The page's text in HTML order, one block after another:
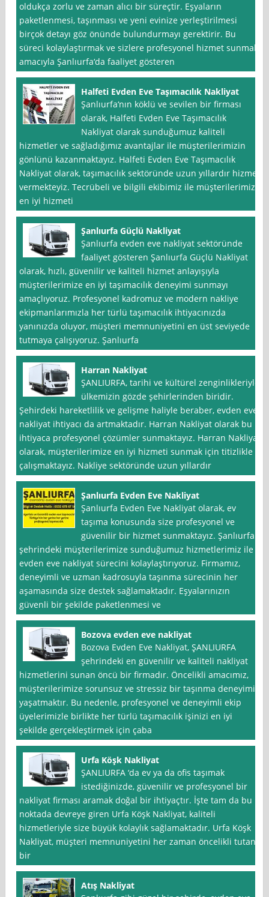
oldukça zorlu ve zaman alıcı bir süreçtir. Eşyaların
paketlenmesi, taşınması ve yeni evinize yerleştirilmesi
birçok detayı göz önünde bulundurmayı gerektirir. Bu
süreci kolaylaştırmak ve sizlere profesyonel hizmet sunmak
amacıyla Şanlıurfa‘da faaliyet gösteren
Halfeti Evden Eve Taşımacılık Nakliyat
Şanlıurfa‘nın köklü ve sevilen bir firması
olarak, Halfeti Evden Eve Taşımacılık
Nakliyat olarak sunduğumuz kaliteli
hizmetler ve sağladığımız avantajlar ile müşterilerimizin
gönlünü kazanmaktayız. Halfeti Evden Eve Taşımacılık
Nakliyat olarak, taşımacılık sektöründe uzun yıllardır hizmet
vermekteyiz. Tecrübeli ve bilgili ekibimiz ile müşterilerimize
en iyi hizmeti
Şanlıurfa Güçlü Nakliyat
Şanlıurfa evden eve nakliyat sektöründe
faaliyet gösteren Şanlıurfa Güçlü Nakliyat
olarak, hızlı, güvenilir ve kaliteli hizmet anlayışıyla
müşterilerimize en iyi taşımacılık deneyimi sunmayı
amaçlıyoruz. Profesyonel kadromuz ve modern nakliye
ekipmanlarımızla her türlü taşımacılık ihtiyacınızda
yanınızda oluyor, müşteri memnuniyetini en üst seviyede
tutmaya çalışıyoruz. Şanlıurfa
Harran Nakliyat
ŞANLIURFA, tarihi ve kültürel zenginlikleriyle
ülkemizin gözde şehirlerinden biridir.
Şehirdeki hareketlilik ve gelişme haliyle beraber, evden eve
nakliyat ihtiyacı da artmaktadır. Harran Nakliyat olarak bu
ihtiyaca profesyonel çözümler sunmaktayız. Harran Nakliyat
olarak, müşterilerimize en iyi hizmeti sunmak için titizlikle
çalışmaktayız. Nakliye sektöründe uzun yıllardır
Şanlıurfa Evden Eve Nakliyat
Şanlıurfa Evden Eve Nakliyat olarak, ev
taşıma konusunda size profesyonel ve
güvenilir bir hizmet sunmaktayız. Şanlıurfa
şehrindeki müşterilerimize sunduğumuz hizmetlerimiz ile
evden eve nakliyat sürecini kolaylaştırıyoruz. Firmamız,
deneyimli ve uzman kadrosuyla taşınma sürecinin her
aşamasında size destek sağlamaktadır. Eşyalarınızın
güvenli bir şekilde paketlenmesi ve
Bozova evden eve nakliyat
Bozova Evden Eve Nakliyat, ŞANLIURFA
şehrindeki en güvenilir ve kaliteli nakliyat
hizmetlerini sunan öncü bir firmadır. Öncelikli amacımız,
müşterilerimize sorunsuz ve stressiz bir taşınma deneyimi
yaşatmaktır. Bu nedenle, profesyonel ve deneyimli ekip
üyelerimizle birlikte her türlü taşımacılık işinizi en iyi
şekilde gerçekleştirmek için çaba
Urfa Köşk Nakliyat
ŞANLIURFA ‘da ev ya da ofis taşımak
istediğinizde, güvenilir ve profesyonel bir
nakliyat firması aramak doğal bir ihtiyaçtır. İşte tam da bu
noktada devreye giren Urfa Köşk Nakliyat, kaliteli
hizmetleriyle size büyük kolaylık sağlamaktadır. Urfa Köşk
Nakliyat, müşteri memnuniyetini her zaman öncelikli tutan
bir
Atış Nakliyat